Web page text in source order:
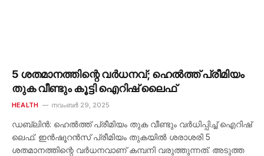
5 ശതമാനത്തിന്റെ വർധനവ്; ഹെൽത്ത് പ്രീമിയം
തുക വീണ്ടും കൂട്ടി ഐറിഷ് ലൈഫ്
HEALTH നവംബർ 29, 2025
ഡബ്ലിൻ: ഹെൽത്ത് പ്രീമിയം തുക വീണ്ടും വർധിപ്പിച്ച് ഐറിഷ്
ലെഫ്. ഇൻഷൂറൻസ് പ്രീമിയം തുകയിൽ ശരാശരി 5
ശതമാനത്തിന്റെ വർധനവാണ് കമ്പനി വരുത്തുന്നത്. അടുത്ത